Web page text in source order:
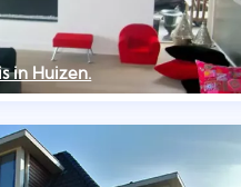
in Huizen.